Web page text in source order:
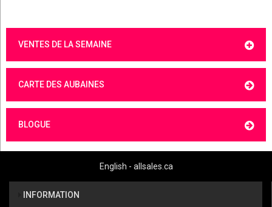
VENTES DE LA SEMAINE
CARTE DES AUBAINES
BLOGUE
English - allsales.ca
INFORMATION